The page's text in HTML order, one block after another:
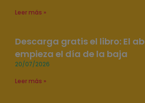
Leer más »
Descarga gratis el libro: El
empieza el día de la baja
20/07/2026
Leer más »